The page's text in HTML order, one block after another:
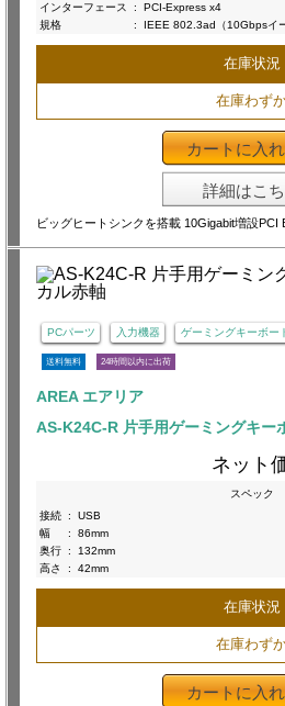
インターフェース
:
PCI-Express x4
規格
: IEEE 802.3ad（10Gbpsイ
在庫状況
在庫わず
カートに入
詳細はこ
ビッグヒートシンクを搭載 10Gigabit増設PCI
PCパーツ 入力機器 ゲーミングキーボー
送料無料 24時間以内に出荷
AREA エアリア
AS-K24C-R 片手用ゲーミングキー
ネット
スペック
接続 :
USB
幅
:
86mm
奥行 :
132mm
高さ
: 42mm
在庫状況
在庫わず
カートに入